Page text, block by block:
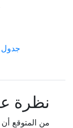
جدول
نظرة
من المتوقع